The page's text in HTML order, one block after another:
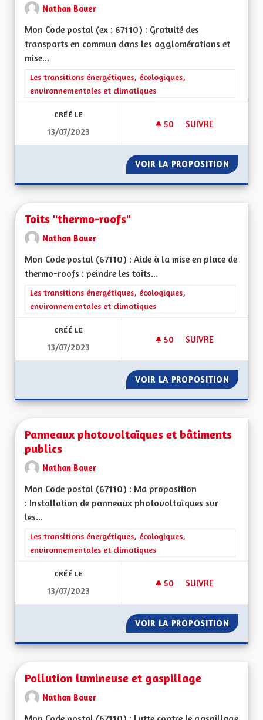
Nathan Bauer
Mon Code postal (ex : 67110) : Gratuité des
transports en commun dans les agglomérations et
mise...
Filtrer les résultats de la catégorie : Les transitions
Les transitions énergétiques, écologiques,
environnementales et climatiques
CRÉÉ LE
13/07/2023
50 50 ABONNÉS
SUIVRE
VOIR LA PROPOSITION
Toits "thermo-roofs"
Nathan Bauer
Mon Code postal (67110) : Aide à la mise en place de
thermo-roofs : peindre les toits...
Filtrer les résultats de la catégorie : Les transitions
Les transitions énergétiques, écologiques,
environnementales et climatiques
CRÉÉ LE
13/07/2023
50 50 ABONNÉS
SUIVRE
VOIR LA PROPOSITION TOITS
Panneaux photovoltaïques et bâtiments
publics
Nathan Bauer
Mon Code postal (67110) : Ma proposition
: Installation de panneaux photovoltaïques sur
les...
Filtrer les résultats de la catégorie : Les transitions
Les transitions énergétiques, écologiques,
environnementales et climatiques
CRÉÉ LE
13/07/2023
50 50 ABONNÉS
SUIVRE
VOIR LA PROPOSITION
Pollution lumineuse et gaspillage
Nathan Bauer